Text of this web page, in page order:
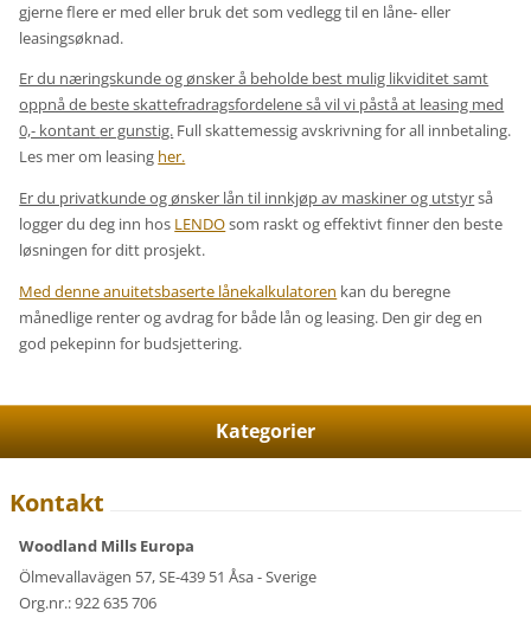
gjerne flere er med eller bruk det som vedlegg til en låne- eller
leasingsøknad.
Er du næringskunde og ønsker å beholde best mulig likviditet samt
oppnå de beste skattefradragsfordelene så vil vi påstå at leasing med
0,- kontanter gunstig. Full skattemessig avskrivning for all innbetaling.
Les mer om leasing her.
Er du privatkunde og ønsker lån til innkjøp av maskiner og utstyrså
logger du deg inn hos LENDOsom raskt og effektivt finner den beste
løsningen for ditt prosjekt.
Med denne anuitetsbaserte lånekalkulatoren kan du beregne
månedlige renter og avdrag for både lån og leasing. Den gir deg en
god pekepinn for budsjettering.
Kategorier
Kontakt
Woodland Mills Europa
Ölmevallavägen 57, SE-439 51 Åsa - Sverige
Org.nr.: 922 635 706